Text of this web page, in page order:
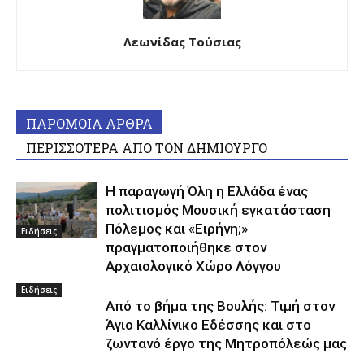
Λεωνίδας Τούσιας
ΠΑΡΟΜΟΙΑ ΑΡΘΡΑ
ΠΕΡΙΣΣΟΤΕΡΑ ΑΠΟ ΤΟΝ ΔΗΜΙΟΥΡΓΟ
Ειδήσεις
Η παραγωγή Όλη η Ελλάδα ένας
πολιτισμός Μουσική εγκατάσταση
Πόλεμος και «Ειρήνη;»
πραγματοποιήθηκε στον
Αρχαιολογικό Χώρο Λόγγου
Ειδήσεις
Από το βήμα της Βουλής: Τιμή στον
Άγιο Καλλίνικο Εδέσσης και στο
ζωντανό έργο της Μητροπόλεώς μας